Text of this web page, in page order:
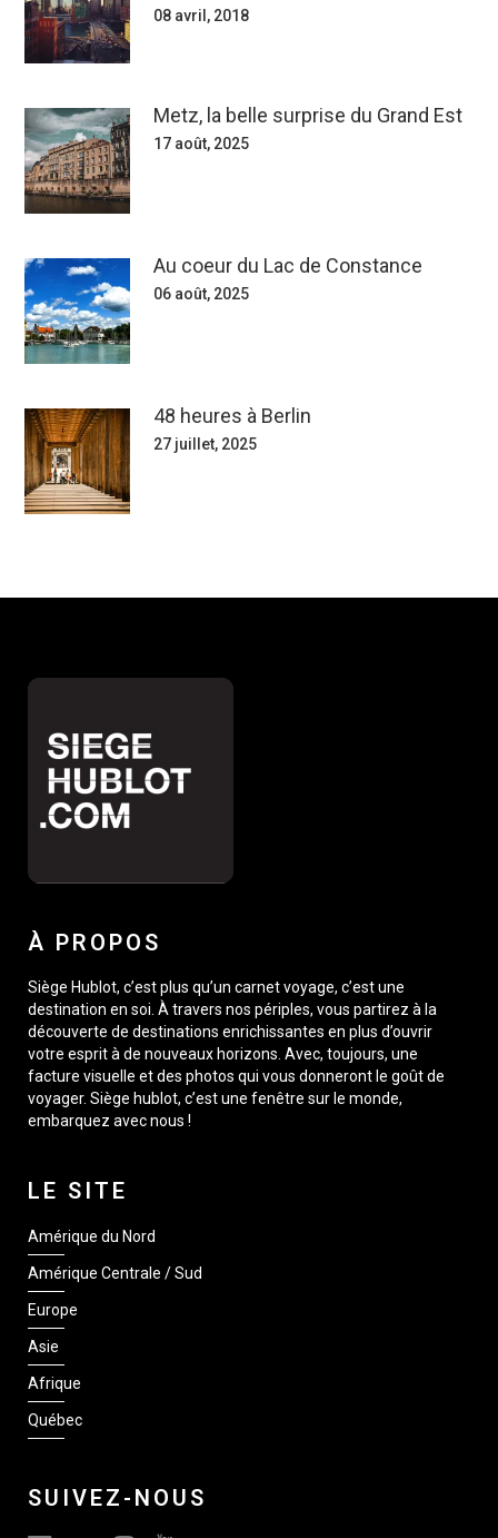
08 avril, 2018
Metz, la belle surprise du Grand Est
17 août, 2025
Au coeur du Lac de Constance
06 août, 2025
48 heures à Berlin
27 juillet, 2025
À PROPOS
Siège Hublot, c’est plus qu’un carnet voyage, c’est une
destination en soi. À travers nos périples, vous partirez à la
découverte de destinations enrichissantes en plus d’ouvrir
votre esprit à de nouveaux horizons. Avec, toujours, une
facture visuelle et des photos qui vous donneront le goût de
voyager. Siège hublot, c’est une fenêtre sur le monde,
embarquez avec nous !
LE SITE
Amérique du Nord
Amérique Centrale / Sud
Europe
Asie
Afrique
Québec
SUIVEZ-NOUS